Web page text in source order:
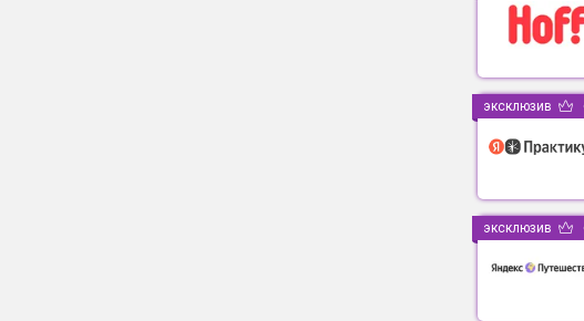
эксклюзив
эксклюзив